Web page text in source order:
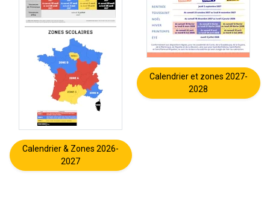
Calendrier & Zones 2026-
2027
Calendrier et zones 2027-
2028